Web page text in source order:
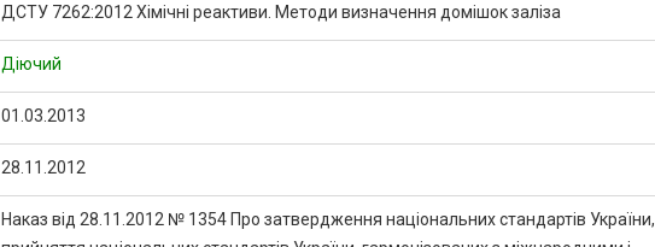
ДСТУ 7262:2012 Хімічні реактиви. Методи визначення домішок заліза
Діючий
01.03.2013
28.11.2012
Наказ від 28.11.2012 № 1354 Про затвердження національних стандартів України,